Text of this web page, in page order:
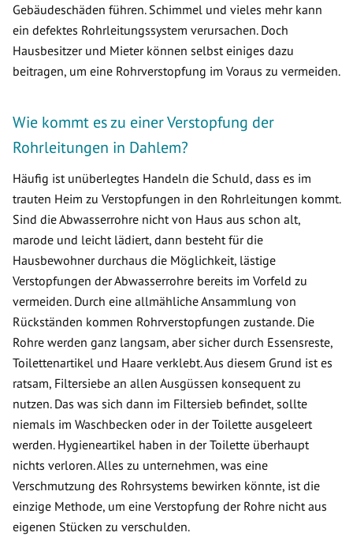
Gebäudeschäden führen. Schimmel und vieles mehr kann
ein defektes Rohrleitungssystem verursachen. Doch
Hausbesitzer und Mieter können selbst einiges dazu
beitragen, um eine Rohrverstopfung im Voraus zu vermeiden.
Wie kommt es zu einer Verstopfung der
Rohrleitungen in Dahlem?
Häufig ist unüberlegtes Handeln die Schuld, dass es im
trauten Heim zu Verstopfungen in den Rohrleitungen kommt.
Sind die Abwasserrohre nicht von Haus aus schon alt,
marode und leicht lädiert, dann besteht für die
Hausbewohner durchaus die Möglichkeit, lästige
Verstopfungen der Abwasserrohre bereits im Vorfeld zu
vermeiden. Durch eine allmähliche Ansammlung von
Rückständen kommen Rohrverstopfungen zustande. Die
Rohre werden ganz langsam, aber sicher durch Essensreste,
Toilettenartikel und Haare verklebt. Aus diesem Grund ist es
ratsam, Filtersiebe an allen Ausgüssen konsequent zu
nutzen. Das was sich dann im Filtersieb befindet, sollte
niemals im Waschbecken oder in der Toilette ausgeleert
werden. Hygieneartikel haben in der Toilette überhaupt
nichts verloren. Alles zu unternehmen, was eine
Verschmutzung des Rohrsystems bewirken könnte, ist die
einzige Methode, um eine Verstopfung der Rohre nicht aus
eigenen Stücken zu verschulden.